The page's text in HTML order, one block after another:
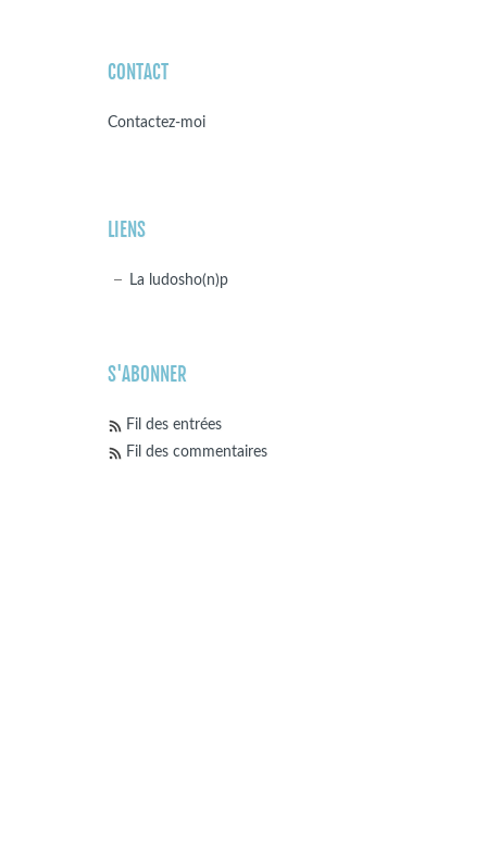
CONTACT
Contactez-moi
LIENS
La ludosho(n)p
S'ABONNER
Fil des entrées
Fil des commentaires